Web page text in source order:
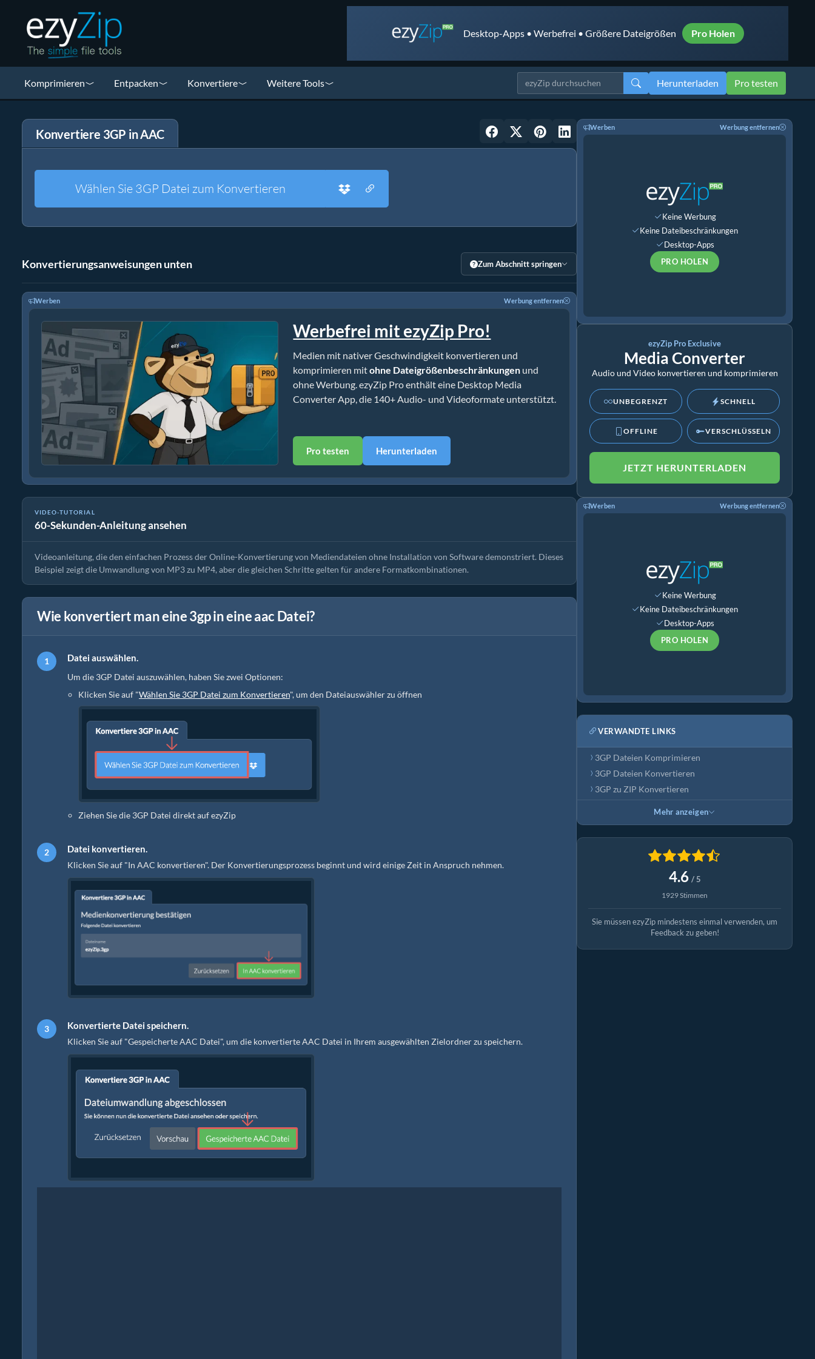
Desktop-Apps • Werbefrei • Größere Dateigrößen Pro Holen
Komprimieren Entpacken Konvertiere Weitere Tools Herunterladen Pro testen
Konvertiere 3GP in AAC
Wählen Sie 3GP Datei zum Konvertieren
Konvertierungsanweisungen unten Zum Abschnitt springen
Werben Werbung entfernen
Werbefrei mit ezyZip Pro!
Medien mit nativer Geschwindigkeit konvertieren und
komprimieren mitohne Dateigrößenbeschränkungen und
ohne Werbung. ezyZip Pro enthält eine Desktop Media
Converter App, die 140+ Audio- und Videoformate unterstützt.
Pro testen Herunterladen
VIDEO-TUTORIAL
60-Sekunden-Anleitung ansehen
Wie man Mediendateien konvertiert
Videoanleitung, die den einfachen Prozess der Online-Konvertierung von Mediendateien ohne Installation von Software demonstriert. Dieses
Beispiel zeigt die Umwandlung von MP3 zu MP4, aber die gleichen Schritte gelten für andere Formatkombinationen.
Wie konvertiert man eine 3gp in eine aac Datei?
Datei auswählen.
Um die 3GP Datei auszuwählen, haben Sie zwei Optionen:
Klicken Sie auf "Wählen Sie 3GP Datei zum Konvertieren", um den Dateiauswähler zu öffnen
Ziehen Sie die 3GP Datei direkt auf ezyZip
Datei konvertieren.
Klicken Sie auf "In AAC konvertieren". Der Konvertierungsprozess beginnt und wird einige Zeit in Anspruch nehmen.
Konvertierte Datei speichern.
Klicken Sie auf "Gespeicherte AAC Datei", um die konvertierte AAC Datei in Ihrem ausgewählten Zielordner zu speichern.
Werben Werbung entfernen
Keine Werbung
Keine Dateibeschränkungen
Desktop-Apps
PRO HOLEN
ezyZip Pro Exclusive
Media Converter
Audio und Video konvertieren und komprimieren
UNBEGRENZT SCHNELL
OFFLINE VERSCHLÜSSELN
JETZT HERUNTERLADEN
Werben Werbung entfernen
Keine Werbung
Keine Dateibeschränkungen
Desktop-Apps
PRO HOLEN
VERWANDTE LINKS
3GP Dateien Komprimieren
3GP Dateien Konvertieren
3GP zu ZIP Konvertieren
Mehr anzeigen
4.6 / 5
1929 Stimmen
Sie müssen ezyZip mindestens einmal verwenden, um
Feedback zu geben!